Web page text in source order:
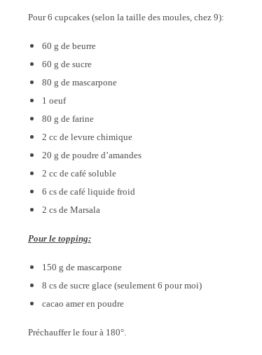
Pour 6 cupcakes (selon la taille des moules, chez 9):
60 g de beurre
60 g de sucre
80 g de mascarpone
1 oeuf
80 g de farine
2 cc de levure chimique
20 g de poudre d’amandes
2 cc de café soluble
6 cs de café liquide froid
2 cs de Marsala
Pour le topping:
150 g de mascarpone
8 cs de sucre glace (seulement 6 pour moi)
cacao amer en poudre
Préchauffer le four à 180°.